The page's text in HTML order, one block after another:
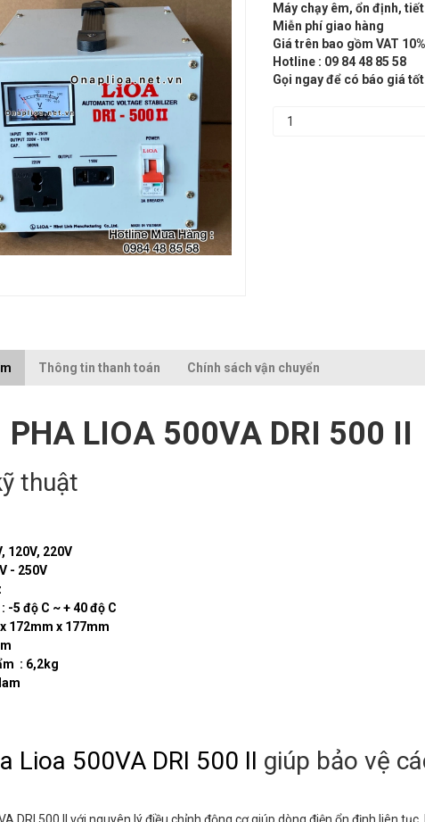
Máy chạy êm, ổn định,
Miễn phí giao hàng
Giá trên bao gồm VAT 10%
Hotline : 09 84 48 85 58
Gọi ngay để có báo giá
Thông tin thanh toán Chính sách vận chuyển
PHA LIOA 500VA DRI 500 II
thuật
120V, 220V
- 250V
-5 độ C ~ + 40 độ C
172mm x 177mm
: 6,2kg
Lioa 500VA DRI 500 II giúp bảo vệ